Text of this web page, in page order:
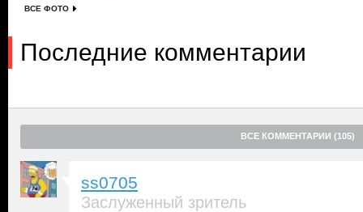
ВСЕ ФОТО
Последние комментарии
ВСЕ КОММЕНТАРИИ (105)
ss0705
Заслуженный зритель